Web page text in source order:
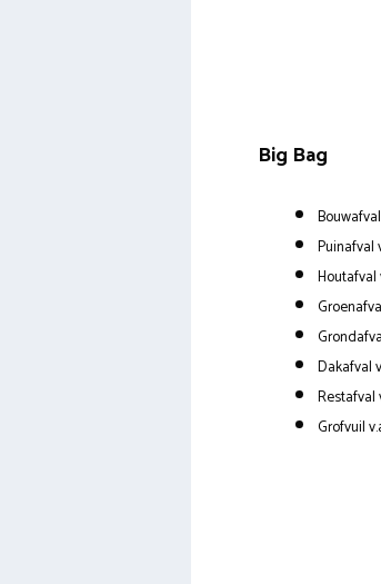
Big Bag
Puinafval
Houtafval
Dakafval
Restafval
Grofvuil